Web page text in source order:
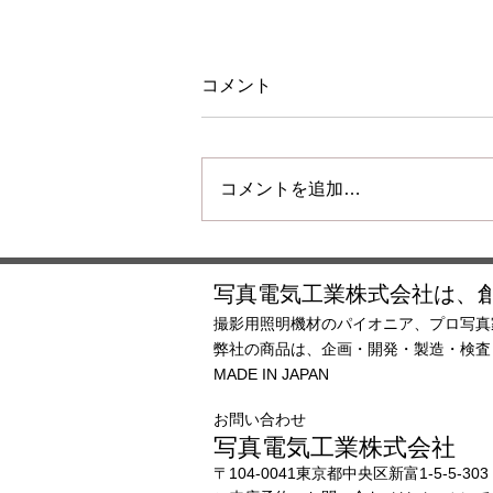
夏季休業のご案内
コメント
コメントを追加…
写真電気工業株式会社は、
撮影用照明機材のパイオニア、プロ写
弊社の商品は、企画・開発・製造・
MADE IN JAPAN
お問い合わせ
写真電気工業株式会社
〒104-0041東京都中央区新富1-5-5-303